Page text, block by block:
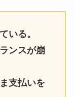
いる。
ンスが崩
支払いを